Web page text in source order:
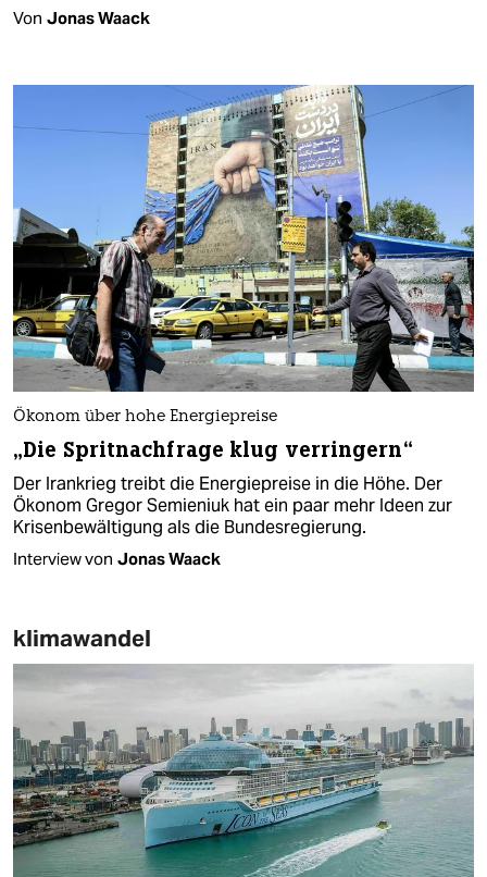
Von Jonas Waack
Ökonom über hohe Energiepreise
„Die Spritnachfrage klug verringern“
Der Irankrieg treibt die Energiepreise in die Höhe. Der
Ökonom Gregor Semieniuk hat ein paar mehr Ideen zur
Krisenbewältigung als die Bundesregierung.
Interview von Jonas Waack
klimawandel